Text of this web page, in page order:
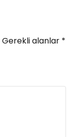
Gerekli alanlar *